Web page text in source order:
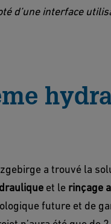
d’une interface
a trouvé la
et le rinçage
future et de